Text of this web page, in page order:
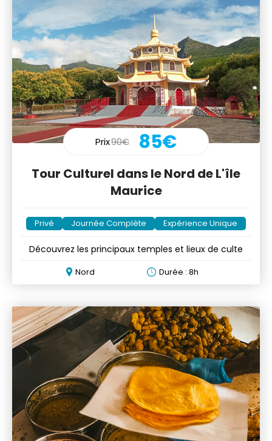
Prix90€ 85€
Tour Culturel dans le Nord de L'île
Maurice
Privé Journée Complète Expérience Unique
Découvrez les principaux temples et lieux de culte
Nord Durée : 8h